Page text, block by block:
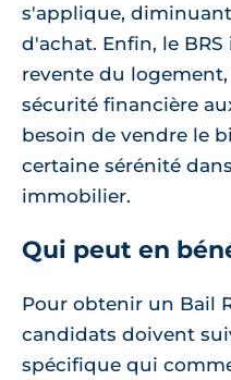
s'applique,
d'achat. Enfin, le
revente du
sécurité financière
besoin de vendre le
certaine sérénité
immobilier.
Qui peut en
Pour obtenir un Bail
candidats doivent
spécifique qui